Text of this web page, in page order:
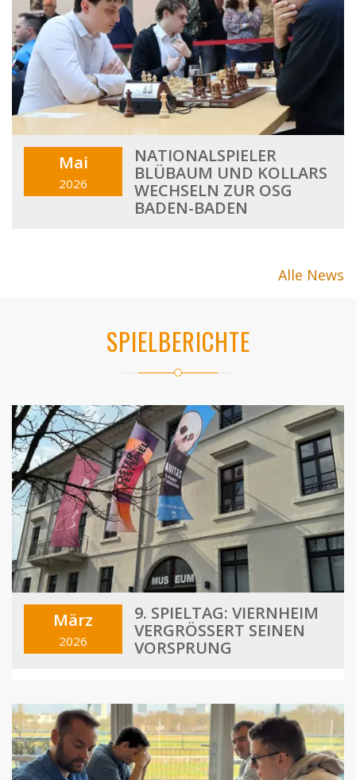
Mai
2026
NATIONALSPIELER
BLÜBAUM UND KOLLARS
WECHSELN ZUR OSG
BADEN-BADEN
Alle News
SPIELBERICHTE
März
2026
9. SPIELTAG: VIERNHEIM
VERGRÖSSERT SEINEN V
ORSPRUNG